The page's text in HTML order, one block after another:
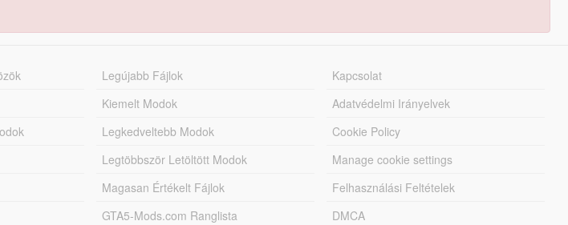
Legújabb Fájlok
Kiemelt Modok
Legkedveltebb Modok
Legtöbbször Letöltött Modok
Magasan Értékelt Fájlok
GTA5-Mods.com Ranglista
Kapcsolat
Adatvédelmi Irányelvek
Cookie Policy
Manage cookie settings
Felhasználási Feltételek
DMCA